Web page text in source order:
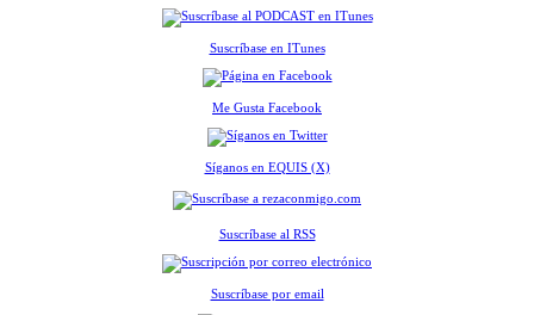
Suscríbase en ITunes
Me Gusta Facebook
Síganos en EQUIS (X)
Suscríbase al RSS
Suscríbase por email